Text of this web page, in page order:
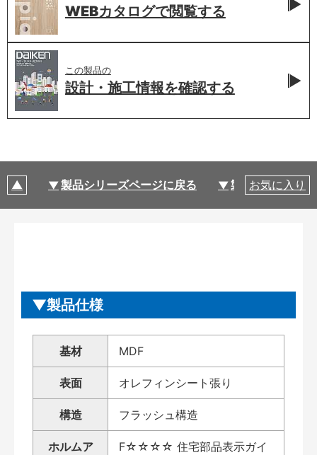
WEBカタログで閲覧する
この製品の
設計・施工情報を確認する
製品シリーズページに戻る 製品仕様
お気に入り
製品仕様
基材 MDF
表面 オレフィンシート張り
構造 フラッシュ構造
ホルムア
F☆☆☆☆ 住宅部品表示ガイ